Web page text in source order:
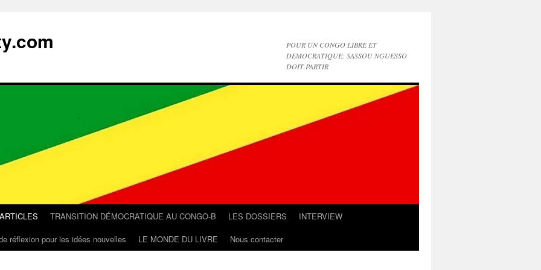
POUR UN CONGO LIBRE ET
DEMOCRATIQUE: SASSOU NGUESSO
DOIT PARTIR
TRANSITION DÉMOCRATIQUE AU CONGO-B LES DOSSIERS
INTERVIEW
réflexion pour les idées nouvelles LE MONDE DU LIVRE Nous contacter